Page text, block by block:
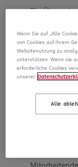
Die
Das ständige
Die
Das bringen
Eine
Wenn Sie auf „Alle
von Cookies auf Ihrem
Websitenutzung zu
unterstützen. Wenn sie
erforderliche Cookies
unserer
Alle